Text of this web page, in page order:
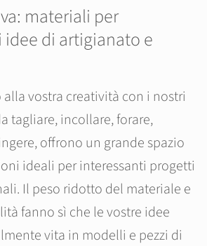
materiali per
di artigianato e
vostra creatività con i nostri
tagliare, incollare, forare,
offrono un grande spazio
ideali per interessanti progetti
Il peso ridotto del materiale e
fanno sì che le vostre idee
vita in modelli e pezzi di